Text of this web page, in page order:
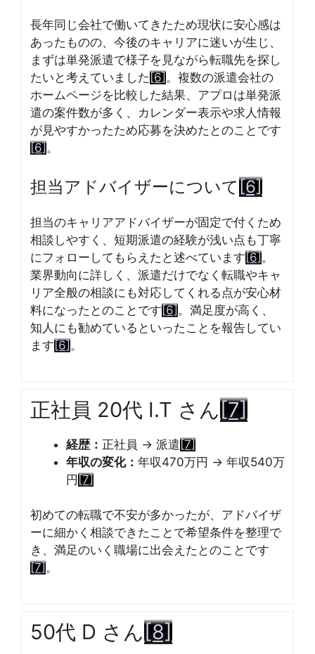
長年同じ会社で働いてきたため現状に安心感は
あったものの、今後のキャリアに迷いが生じ、
まずは単発派遣で様子を見ながら転職先を探し
たいと考えていました[6]。複数の派遣会社の
ホームページを比較した結果、アプロは単発派
遣の案件数が多く、カレンダー表示や求人情報
が見やすかったため応募を決めたとのことです
[6]。
担当アドバイザーについて[6]
担当のキャリアアドバイザーが固定で付くため
相談しやすく、短期派遣の経験が浅い点も丁寧
にフォローしてもらえたと述べています[6]。
業界動向に詳しく、派遣だけでなく転職やキャ
リア全般の相談にも対応してくれる点が安心材
料になったとのことです[6]。満足度が高く、
知人にも勧めているといったことを報告してい
ます[6]。
正社員 20代 I.T さん[7]
経歴： 正社員 → 派遣[7]
年収の変化： 年収470万円 → 年収540万
円[7]
初めての転職で不安が多かったが、アドバイザ
ーに細かく相談できたことで希望条件を整理で
き、満足のいく職場に出会えたとのことです
[7]。
50代 D さん[8]